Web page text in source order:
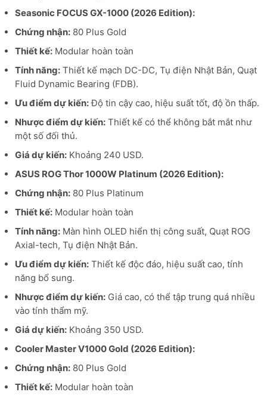
Seasonic FOCUS GX-1000 (2026 Edition):
Chứng nhận:80 Plus Gold
Thiết kế:Modular hoàn toàn
Tính năng:Thiết kế mạch DC-DC, Tụ điện Nhật Bản, Quạt
Fluid Dynamic Bearing (FDB).
Ưu điểm dự kiến:Độ tin cậy cao, hiệu suất tốt, độ ồn thấp.
Nhược điểm dự kiến:Thiết kế có thể không bắt mắt như
một số đối thủ.
Giá dự kiến:Khoảng 240 USD.
ASUS ROG Thor 1000W Platinum (2026 Edition):
Chứng nhận:80 Plus Platinum
Thiết kế:Modular hoàn toàn
Tính năng:Màn hình OLED hiển thị công suất, Quạt ROG
Axial-tech, Tụ điện Nhật Bản.
Ưu điểm dự kiến:Thiết kế độc đáo, hiệu suất cao, tính
năng bổ sung.
Nhược điểm dự kiến:Giá cao, có thể tập trung quá nhiều
vào tính thẩm mỹ.
Giá dự kiến:Khoảng 350 USD.
Cooler Master V1000 Gold (2026 Edition):
Chứng nhận:80 Plus Gold
Thiết kế:Modular hoàn toàn